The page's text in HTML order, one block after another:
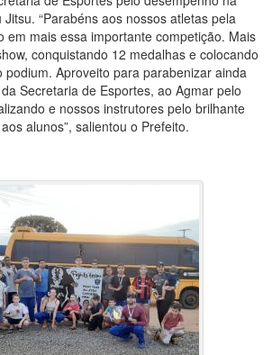
“Parabéns aos nossos atletas pela
em mais essa importante competição. Mais
conquistando 12 medalhas e colocando
podium. Aproveito para parabenizar ainda
Secretaria de Esportes, ao Agmar pelo
e nossos instrutores pelo brilhante
alunos”, salientou o Prefeito.